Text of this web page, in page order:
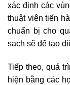
xác định các
thuật viên tiến
chuẩn bị cho
sạch sẽ để tạo
Tiếp theo, quá
hiện bằng các